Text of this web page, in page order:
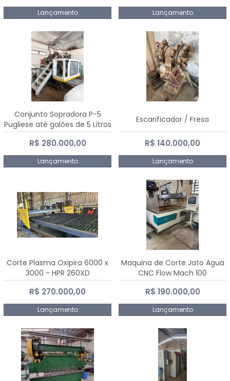
Lançamento Lançamento
Conjunto Sopradora P-5
Pugliese até galões de 5 Litros
R$ 280.000,00
Lançamento
Escarificador / Fresa
R$ 140.000,00
Lançamento
Corte Plasma Oxipira 6000 x
3000 - HPR 260XD
R$ 270.000,00
Lançamento
Maquina de Corte Jato Agua
CNC Flow Mach 100
R$ 190.000,00
Lançamento